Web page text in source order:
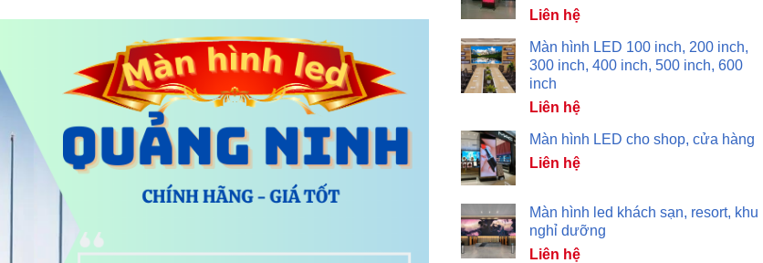
Liên hệ
Màn hình LED 100 inch, 200 inch,
300 inch, 400 inch, 500 inch, 600
inch
Liên hệ
Màn hình LED cho shop, cửa hàng
Liên hệ
Màn hình led khách sạn, resort, khu
nghỉ dưỡng
Liên hệ